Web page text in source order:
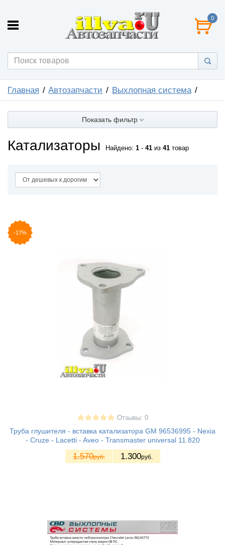
0
Главная Автозапчасти Выхлопная система
Показать фильтр
Катализаторы Найдено: 1 - 41 из 41 товар
-17%
Отзывы: 0
Труба глушителя - вставка катализатора GM 96536995 - Nexia
- Cruze - Lacetti - Aveo - Transmaster universal 11.820
1.570руб. 1.300руб.